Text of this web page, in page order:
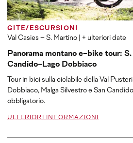
GITE/ESCURSIONI
Val Casies – S. Martino | + ulteriori date
Panorama montano e-bike tour:
Candido-Lago Dobbiaco
Tour in bici sulla ciclabile della Val
Dobbiaco, Malga Silvestro e San
obbligatorio.
ULTERIORI INFORMAZIONI